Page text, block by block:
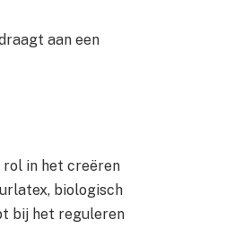
aan een
rol in het creëren
biologisch
bij het reguleren